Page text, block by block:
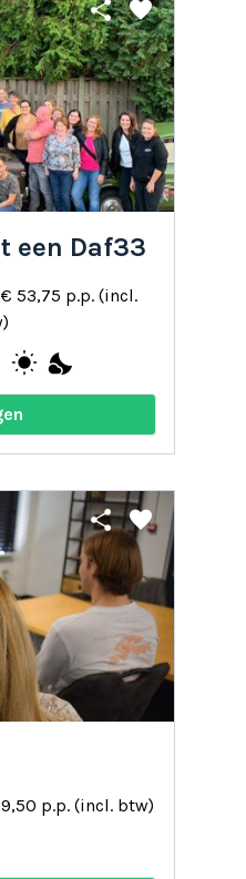
share favorite
een Daf33
€ 53,75 p.p. (incl.
wb_sunny nights_stay
share favorite
p.p. (incl. btw)